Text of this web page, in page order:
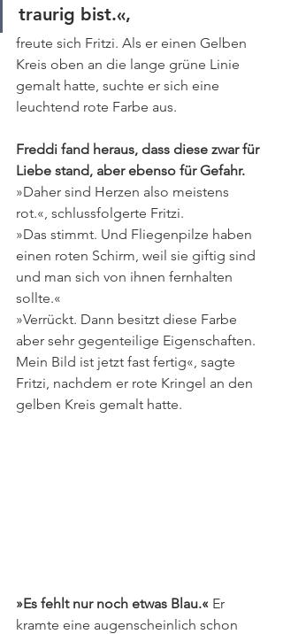
traurig bist.«,
freute sich Fritzi. Als er einen Gelben
Kreis oben an die lange grüne Linie
gemalt hatte, suchte er sich eine
leuchtend rote Farbe aus.
Freddi fand heraus, dass diese zwar für
Liebe stand, aber ebenso für Gefahr.
»Daher sind Herzen also meistens
rot.«, schlussfolgerte Fritzi.
»Das stimmt. Und Fliegenpilze haben
einen roten Schirm, weil sie giftig sind
und man sich von ihnen fernhalten
sollte.«
»Verrückt. Dann besitzt diese Farbe
aber sehr gegenteilige Eigenschaften.
Mein Bild ist jetzt fast fertig«, sagte
Fritzi, nachdem er rote Kringel an den
gelben Kreis gemalt hatte.
»Es fehlt nur noch etwas Blau.« Er
kramte eine augenscheinlich schon